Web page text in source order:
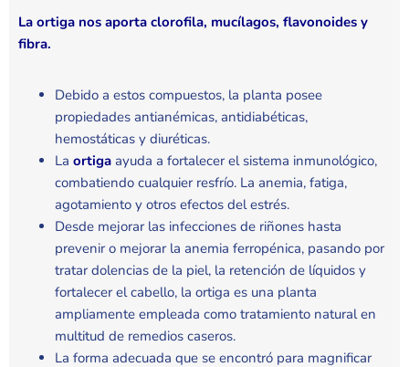
La ortiga nos aporta clorofila, mucílagos, flavonoides y
fibra.
Debido a estos compuestos, la planta posee
propiedades antianémicas, antidiabéticas,
hemostáticas y diuréticas.
La ortiga ayuda a fortalecer el sistema inmunológico,
combatiendo cualquier resfrío. La anemia, fatiga,
agotamiento y otros efectos del estrés.
Desde mejorar las infecciones de riñones hasta
prevenir o mejorar la anemia ferropénica, pasando por
tratar dolencias de la piel, la retención de líquidos y
fortalecer el cabello, la ortiga es una planta
ampliamente empleada como tratamiento natural en
multitud de remedios caseros.
La forma adecuada que se encontró para magnificar